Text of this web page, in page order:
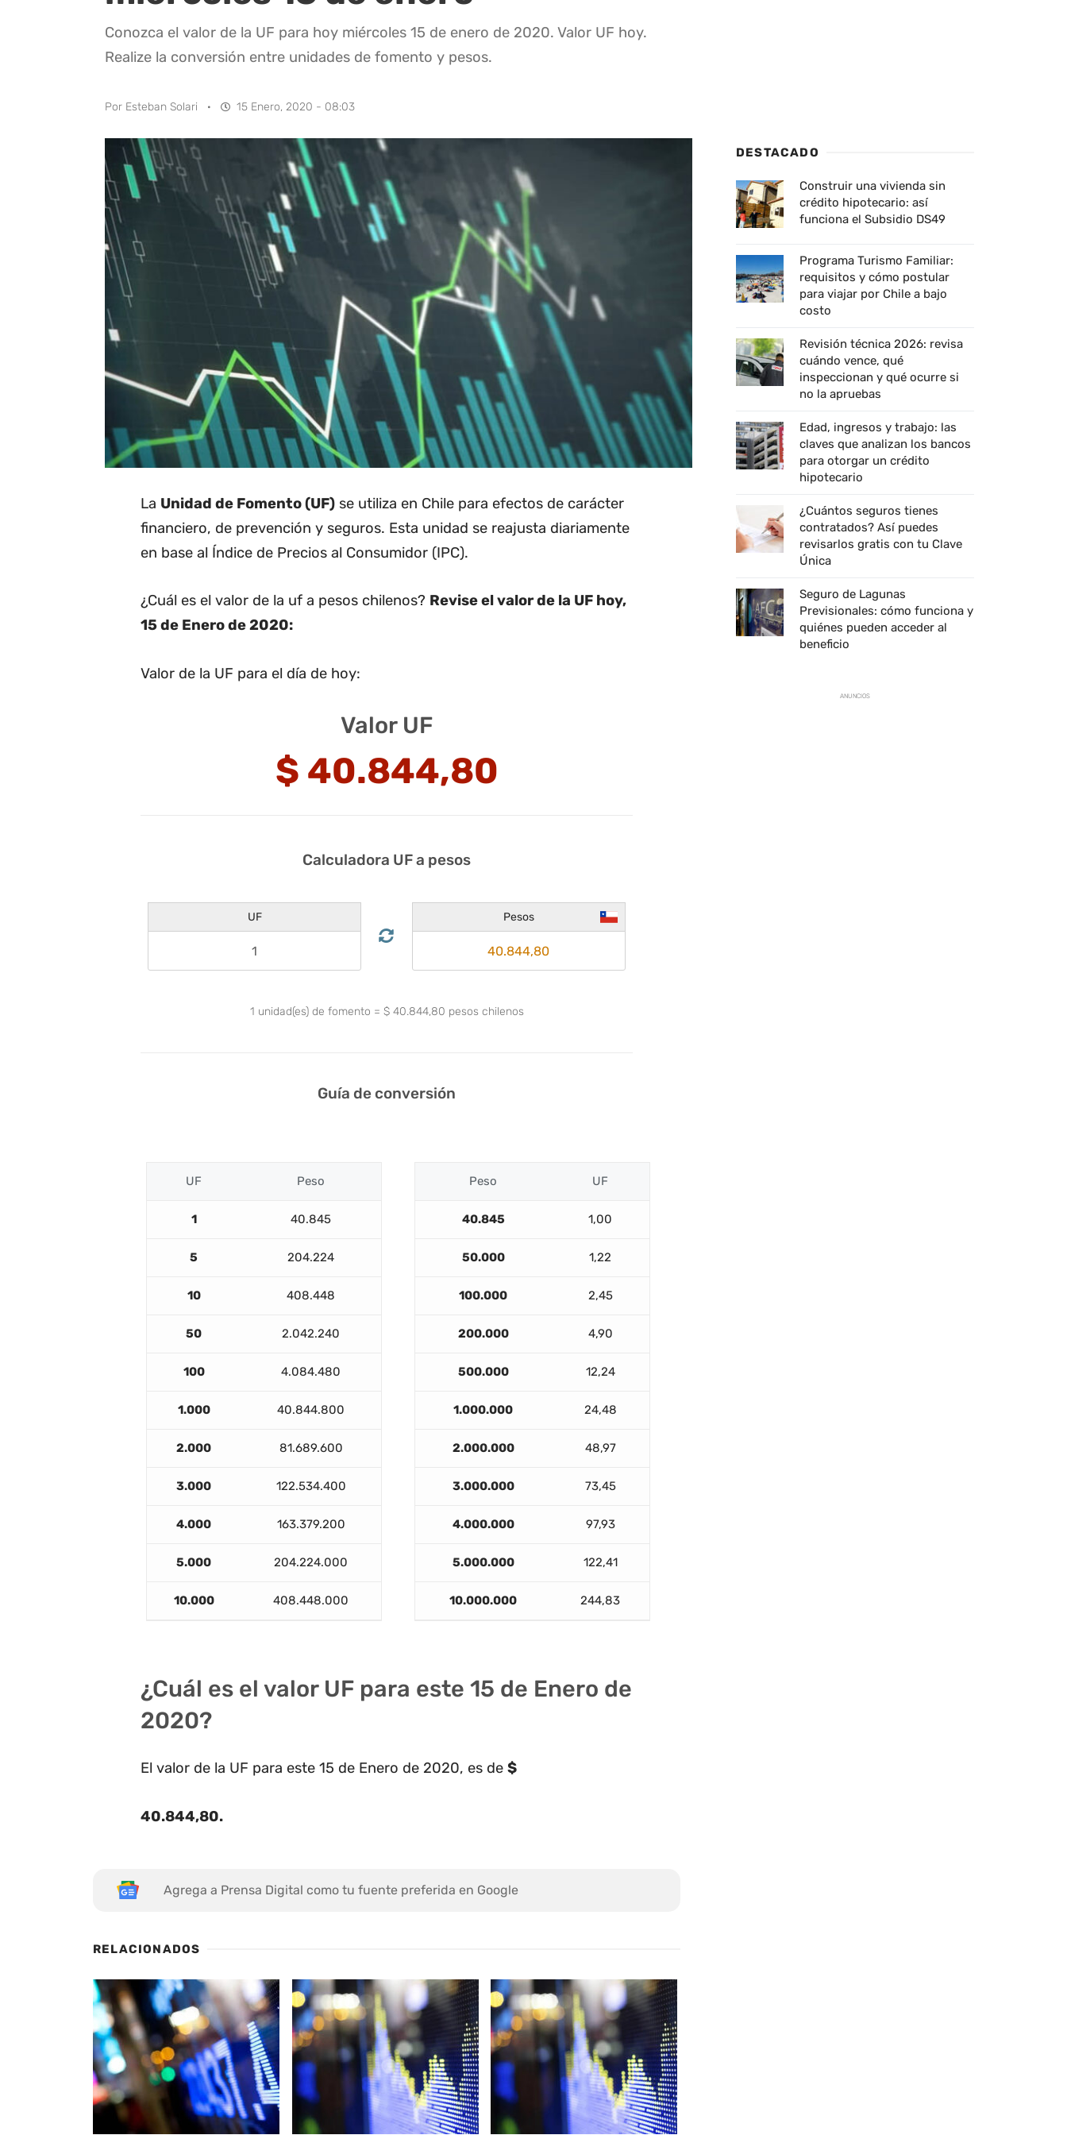
Conozca el valor de la UF para hoy miércoles 15 de enero de 2020. Valor UF hoy.
Realize la conversión entre unidades de fomento y pesos.
Por Esteban Solari · 15 Enero, 2020 - 08:03
La Unidad de Fomento (UF) se utiliza en Chile para efectos de carácter
financiero, de prevención y seguros. Esta unidad se reajusta diariamente
en base al Índice de Precios al Consumidor (IPC).
¿Cuál es el valor de la uf a pesos chilenos? Revise el valor de la UF hoy,
15 de Enero de 2020:
Valor de la UF para el día de hoy:
Valor UF
$ 40.844,80
Calculadora UF a pesos
UF Pesos
1 unidad(es) de fomento = $ 40.844,80 pesos chilenos
Guía de conversión
UF Peso
1 40.845
5 204.224
10 408.448
50 2.042.240
100 4.084.480
1.000 40.844.800
2.000 81.689.600
3.000 122.534.400
4.000 163.379.200
5.000 204.224.000
10.000 408.448.000
Peso UF
40.845 1,00
50.000 1,22
100.000 2,45
200.000 4,90
500.000 12,24
1.000.000 24,48
2.000.000 48,97
3.000.000 73,45
4.000.000 97,93
5.000.000 122,41
10.000.000 244,83
¿Cuál es el valor UF para este 15 de Enero de
2020?
El valor de la UF para este 15 de Enero de 2020, es de $
40.844,80.
Agrega a Prensa Digital como tu fuente preferida en Google
RELACIONADOS
DESTACADO
Construir una vivienda sin
crédito hipotecario: así
funciona el Subsidio DS49
Programa Turismo Familiar:
requisitos y cómo postular
para viajar por Chile a bajo
costo
Revisión técnica 2026: revisa
cuándo vence, qué
inspeccionan y qué ocurre si
no la apruebas
Edad, ingresos y trabajo: las
claves que analizan los bancos
para otorgar un crédito
hipotecario
¿Cuántos seguros tienes
contratados? Así puedes
revisarlos gratis con tu Clave
Única
Seguro de Lagunas
Previsionales: cómo funciona y
quiénes pueden acceder al
beneficio
ANUNCIOS